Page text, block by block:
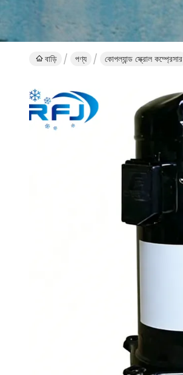
বাড়ি পণ্য কোপল্যান্ড স্ক্রোল কম্প্রেসার